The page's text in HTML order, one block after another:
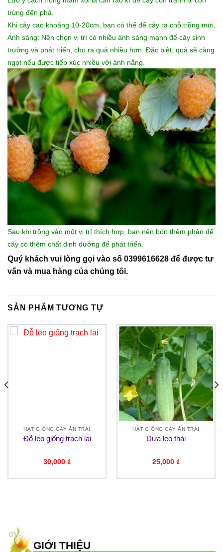
trùng đến phá.
Khi cây cao khoảng 10-20cm, bạn có thể để cây ra chỗ trồng mới.
Ánh sáng: Nên chọn vị trí có nhiều ánh sáng mạnh để cây sinh
trưởng và phát triển, cho ra quả nhiều hơn. Đặc biệt, quả sẽ càng
ngọt nếu được tiếp xúc nhiều với ánh nắng.
Sau khi trồng vào một vị trí thích hợp, bạn nên bón thêm phân để
cây có thêm chất dinh dưỡng để phát triển.
Quý khách vui lòng gọi vào số 0399616628 để được tư
vấn và mua hàng của chúng tôi.
SẢN PHẨM TƯƠNG TỰ
HẠT GIỐNG CÂY ĂN TRÁI
Đỗ leo giống trạch lai
30,000 ₫
HẠT GIỐNG CÂY ĂN TRÁI
Dưa leo thái
25,000 ₫
GIỚI THIỆU